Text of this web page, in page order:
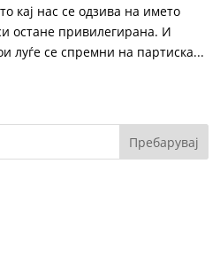
кај нас се одзива на името
остане привилегирана. И
луѓе се спремни на партиска...